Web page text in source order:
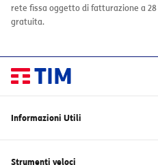
rete fissa oggetto di fatturazione a
gratuita.
Informazioni Utili
Rimborsi fatturazione 28 giorni
Strumenti veloci